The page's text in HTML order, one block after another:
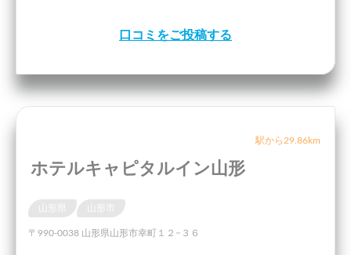
口コミをご投稿する
駅から29.86km
ホテルキャピタルイン山形
〒990-0038 山形県山形市幸町１２−３６